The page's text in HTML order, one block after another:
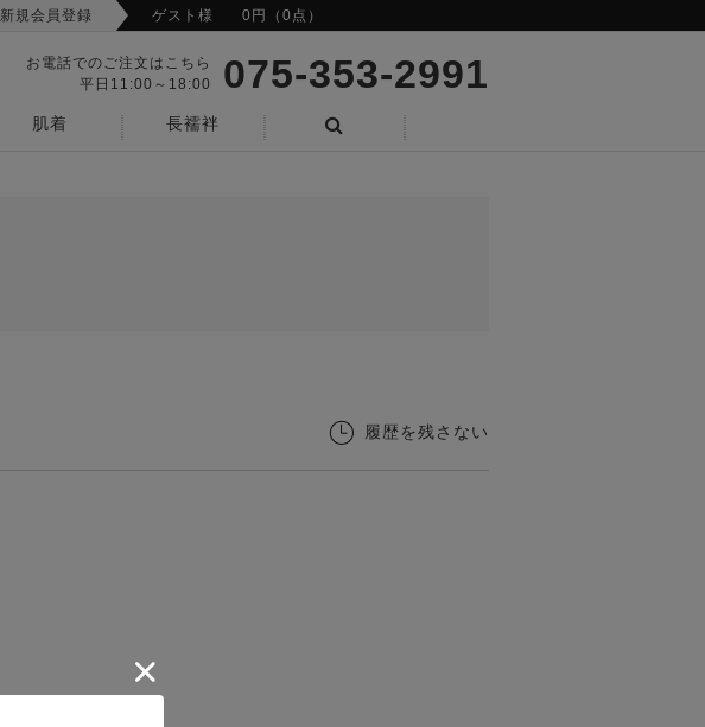
新規会員登録 ゲスト様 0円（0点）
お電話でのご注文はこちら
平日11:00～18:00
075-353-2991
肌着
長襦袢
履歴を残さない